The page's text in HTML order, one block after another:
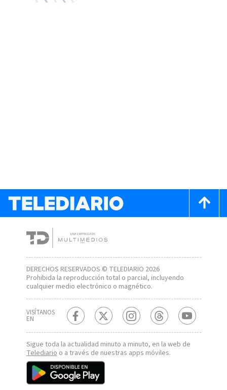
DERECHOS RESERVADOS © TELEDIARIO 2026
Prohibida la reproducción total o parcial, incluyendo
cualquier medio electrónico o magnético.
VISÍTANOS
EN
Sigue toda la actualidad minuto a minuto, en la web de
Telediarioo a través de nuestras apps móviles.